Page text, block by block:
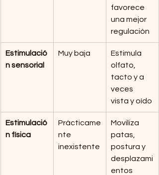
favorece
una mejor
regulación
Estimulació
n sensorial
Muy baja
Estimula
olfato,
tacto y a
veces
vista y oído
Estimulació
n física
Prácticame
nte
inexistente
Moviliza
patas,
postura y
desplazami
entos